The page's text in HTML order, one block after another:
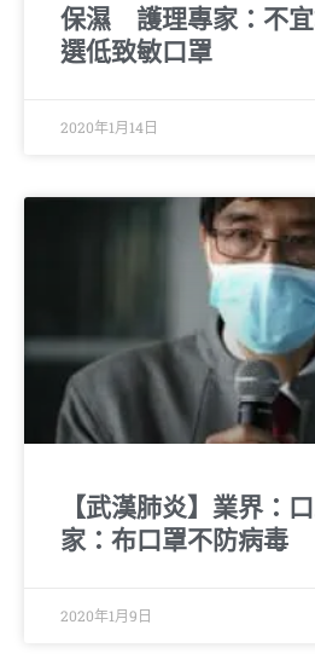
保濕 護理專家：不
選低致敏口罩
2020年1月14日
【武漢肺炎】業界：
家：布口罩不防病毒
2020年1月9日